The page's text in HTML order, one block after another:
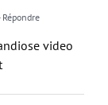
Répondre
video